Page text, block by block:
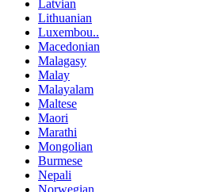
Latvian
Lithuanian
Luxembou..
Macedonian
Malagasy
Malay
Malayalam
Maltese
Maori
Marathi
Mongolian
Burmese
Nepali
Norwegian